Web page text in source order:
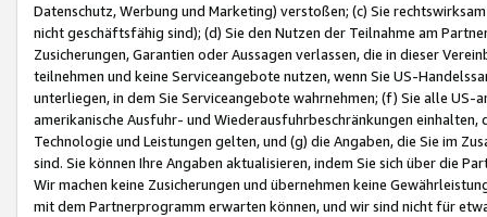
Datenschutz, Werbung und Marketing) verstoßen; (c) Sie
nicht geschäftsfähig sind); (d) Sie den Nutzen der Teilnahme am
Zusicherungen, Garantien oder Aussagen verlassen, die in dieser
teilnehmen und keine Serviceangebote nutzen, wenn Sie US-
unterliegen, in dem Sie Serviceangebote wahrnehmen; (f) Sie alle
amerikanische Ausfuhr- und Wiederausfuhrbeschränkungen
Technologie und Leistungen gelten, und (g) die Angaben, die Sie im
sind. Sie können Ihre Angaben aktualisieren, indem Sie sich über die
Wir machen keine Zusicherungen und übernehmen keine
mit dem Partnerprogramm erwarten können, und wir sind nicht für